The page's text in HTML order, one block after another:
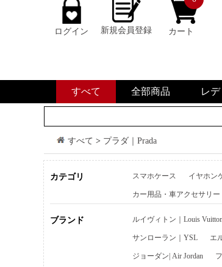
ログイン 新規会員登録 カート
すべて 全部商品 レ
すべて > プラダ｜Prada
カテゴリ スマホケース イヤホン
カー用品・車アクセサリー
ブランド ルイヴィトン｜Louis
サンローラン｜YSL エ
ジョーダン| Air Jordan